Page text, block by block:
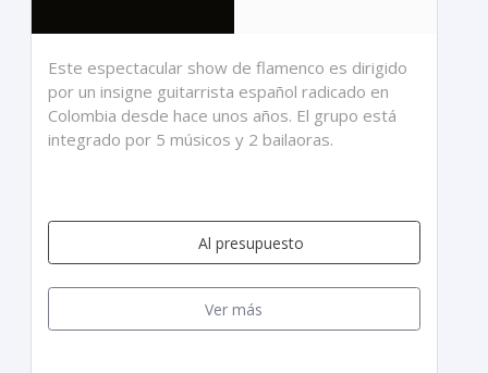
Este espectacular show de flamenco es dirigido
por un insigne guitarrista español radicado en
Colombia desde hace unos años. El grupo está
integrado por 5 músicos y 2 bailaoras.
Al presupuesto
Ver más